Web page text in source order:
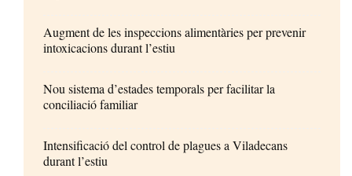
Augment de les inspeccions alimentàries per prevenir
intoxicacions durant l’estiu
Nou sistema d’estades temporals per facilitar la
conciliació familiar
Intensificació del control de plagues a Viladecans
durant l’estiu